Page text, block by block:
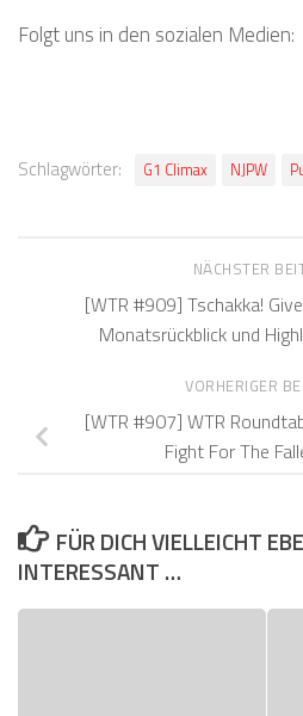
Folgt uns in den sozialen Medien:
Schlagwörter: G1 Climax NJPW
NÄCHSTER
[WTR #909] Tschakka!
Monatsrückblick und
VORHERIGER
[WTR #907] WTR
Fight For The
FÜR DICH VIELLEICHT
INTERESSANT …